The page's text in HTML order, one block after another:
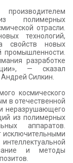
полимерных
отрасли.
технологий,
свойств новых
промышленности.
разработке
— сказал
Силкин.
космического
в отечественной
неразрушающего
из полимерных
аппаратов.
исключительными
и методы